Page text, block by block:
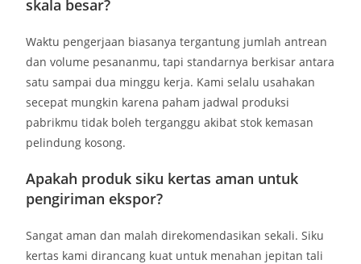
skala besar?
Waktu pengerjaan biasanya tergantung jumlah antrean
dan volume pesananmu, tapi standarnya berkisar antara
satu sampai dua minggu kerja. Kami selalu usahakan
secepat mungkin karena paham jadwal produksi
pabrikmu tidak boleh terganggu akibat stok kemasan
pelindung kosong.
Apakah produk siku kertas aman untuk
pengiriman ekspor?
Sangat aman dan malah direkomendasikan sekali. Siku
kertas kami dirancang kuat untuk menahan jepitan tali